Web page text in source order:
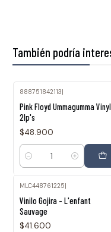
También podría
888751842113|
Pink Floyd Ummagumma Vinyl
2lp's
$48.900
Cantidad
MLC448761225|
Vinilo Gojira - L'enfant
Sauvage
$41.600